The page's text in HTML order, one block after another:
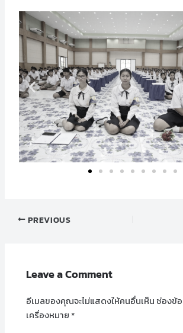
PREVIOUS
Leave a Comment
อีเมลของคุณจะไม่แสดงให้คนอื่นเห็น ช่องข้
เครื่องหมาย*